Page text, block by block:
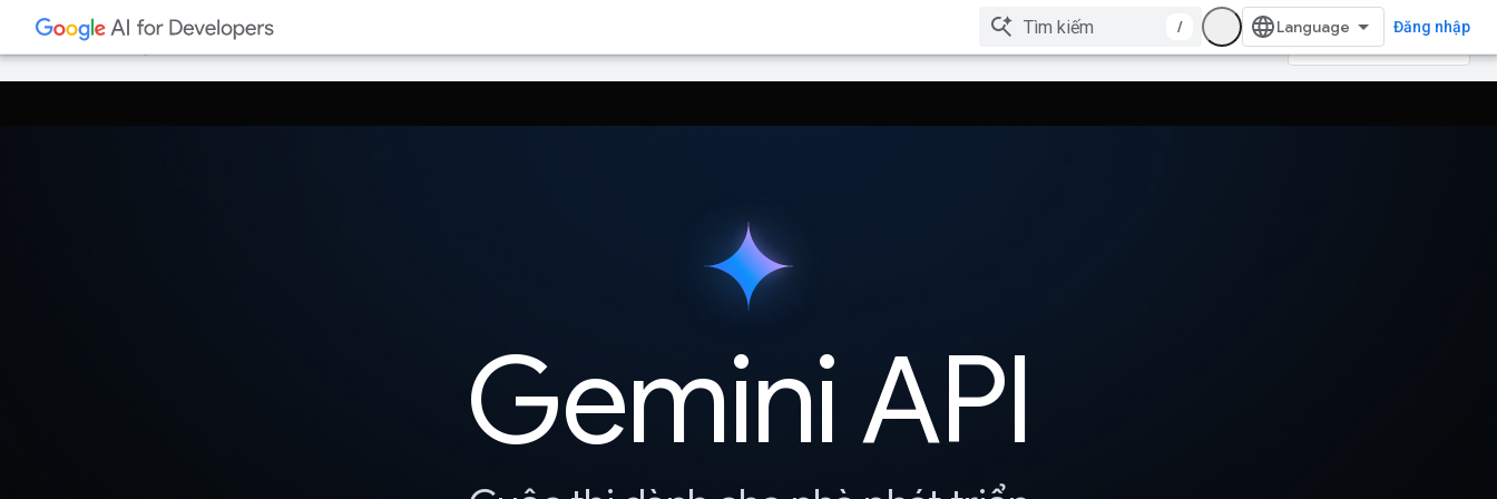
/
Đăng nhập
Google sử dụng công nghệ AI để dịch nội dung sang ngôn ngữ bạn ưu tiên. Bản dịch bằng AI có thể có lỗi.
Gemini API